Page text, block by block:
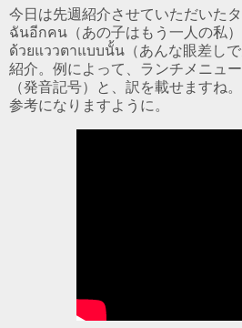
今日は先週紹介させていただいた
ฉันอีกคน（あの子はもう一人の私
ด้วยแววตาแบบนั้น（あんな眼差しで
紹介。例によって、ランチメニュ
（発音記号）と、訳を載せますね
参考になりますように。